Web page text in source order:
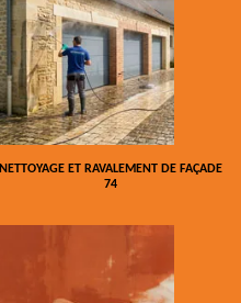
NETTOYAGE ET RAVALEMENT DE FAÇADE
74